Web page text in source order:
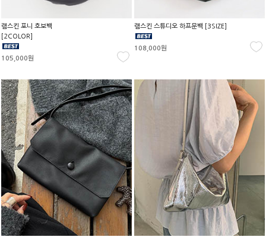
램스킨 포니 호보백
[2COLOR]
105,000원
램스킨 스튜디오 하프문백 [3SIZE]
108,000원